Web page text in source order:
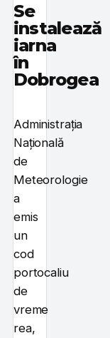
Se
instalează
iarna
în
Dobrogea
Administrația
Națională
de
Meteorologie
a
emis
un
cod
portocaliu
de
vreme
rea,